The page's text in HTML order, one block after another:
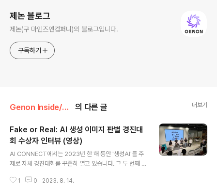
제논 블로그
제논(구 마인즈앤컴퍼니)의 블로그입니다.
구독하기
Genon Inside/AI CONNECT 의 다른 글 더보기
Fake or Real: AI 생성 이미지 판별 경진대
회 수상자 인터뷰 (영상)
AI CONNECT에서는 2023년 한 해 동안 '생성AI'를 주
제로 자체 경진대회를 꾸준히 열고 있습니다. 그 두 번째 대
무려 765명이나 참가를 하면서, 생성AI에 대한 뜨거운 관
1 0 2023. 8. 14.